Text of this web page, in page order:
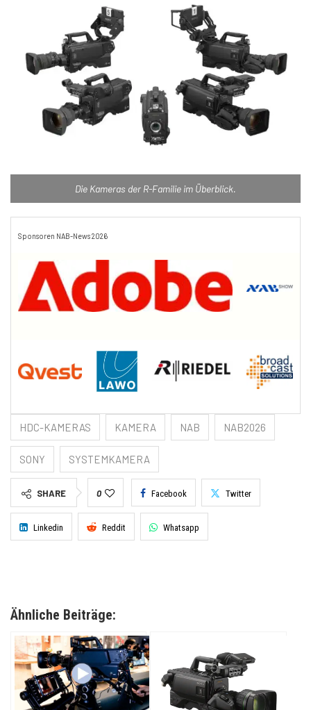
Die Kameras der R-Familie im Überblick.
Sponsoren NAB-News 2026
HDC-KAMERAS KAMERA NAB NAB2026
SONY SYSTEMKAMERA
SHARE 0 Facebook Twitter
Linkedin Reddit Whatsapp
Ähnliche Beiträge: